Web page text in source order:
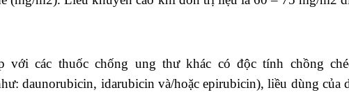
các thuốc chống ung thư khác có độc tính chồng
daunorubicin, idarubicin và/hoặc epirubicin), liều dùng